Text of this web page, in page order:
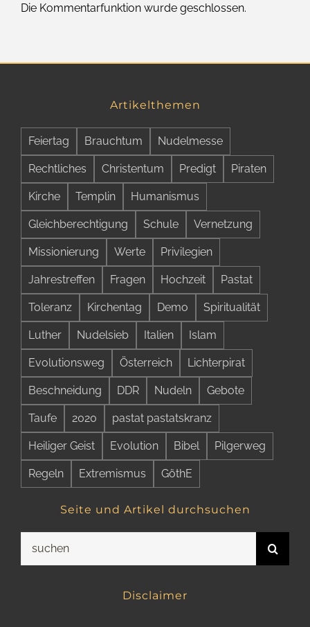
Die Kommentarfunktion wurde geschlossen.
Artikelthemen
Feiertag Brauchtum Nudelmesse
Rechtliches Christentum Predigt Piraten
Kirche Templin Humanismus
Gleichberechtigung Schule Vernetzung
Missionierung Werte Privilegien
Jahrestreffen Fragen Hochzeit Pastat
Toleranz Kirchentag Demo Spiritualität
Luther Nudelsieb Italien Islam
Evolutionsweg Österreich Lichterpirat
Beschneidung DDR Nudeln Gebote
Taufe 2020 pastat pastatskranz
Heiliger Geist Evolution Bibel Pilgerweg
Regeln Extremismus GöthE
Seite und Artikel durchsuchen
Disclaimer